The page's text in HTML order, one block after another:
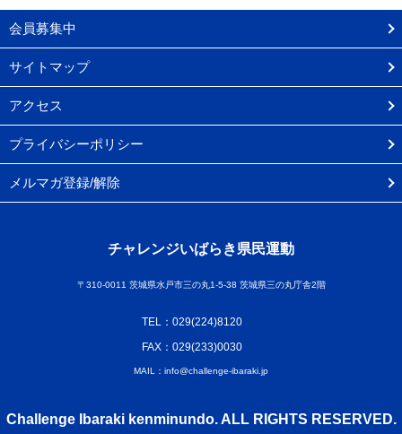
会員募集中
サイトマップ
アクセス
プライバシーポリシー
メルマガ登録/解除
チャレンジいばらき県民運動
〒310-0011 茨城県水戸市三の丸1-5-38 茨城県三の丸庁舎2階
TEL：029(224)8120
FAX：029(233)0030
MAIL：info@challenge-ibaraki.jp
Challenge Ibaraki kenminundo. ALL RIGHTS RESERVED.